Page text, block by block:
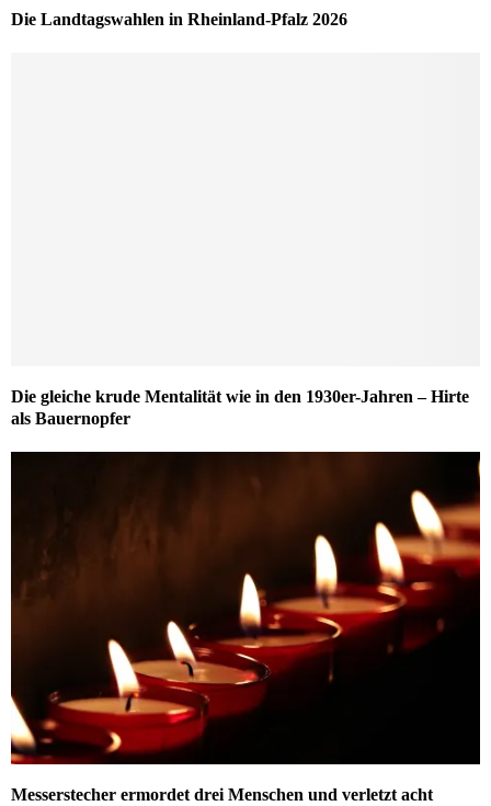
Die Landtagswahlen in Rheinland-Pfalz 2026
Die gleiche krude Mentalität wie in den 1930er-Jahren – Hirte
als Bauernopfer
Messerstecher ermordet drei Menschen und verletzt acht